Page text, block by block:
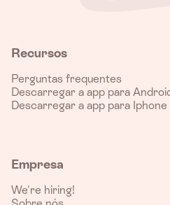
Recursos
Perguntas frequentes
Descarregar a app para
Descarregar a app para Iphone
Empresa
We're hiring!